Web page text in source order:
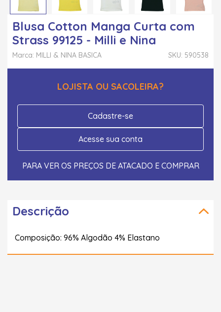
Blusa Cotton Manga Curta com
Strass 99125 - Milli e Nina
SKU: 590538
Marca: MILLI & NINA BASICA
LOJISTA OU SACOLEIRA?
Cadastre-se
Acesse sua conta
PARA VER OS PREÇOS DE ATACADO E COMPRAR
Descrição
Composição: 96% Algodão 4% Elastano